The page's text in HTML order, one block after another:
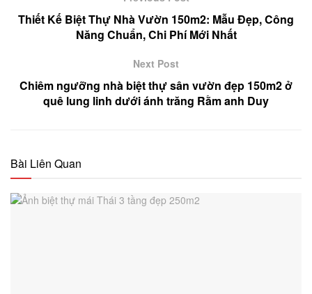
Thiết Kế Biệt Thự Nhà Vườn 150m2: Mẫu Đẹp, Công
Năng Chuẩn, Chi Phí Mới Nhất
Next Post
Chiêm ngưỡng nhà biệt thự sân vườn đẹp 150m2 ở
quê lung linh dưới ánh trăng Rằm anh Duy
Bài Liên Quan